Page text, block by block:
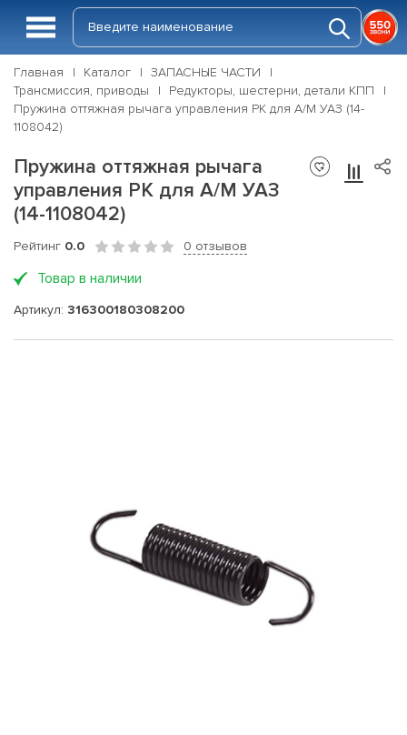
Главная Каталог
ЗАПАСНЫЕ ЧАСТИ
Трансмиссия, приводы
Редукторы, шестерни, детали КПП
Пружина оттяжная рычага управления РК для А/М УАЗ (14-
1108042)
Пружина оттяжная рычага
управления РК для А/М УАЗ
(14-1108042)
Рейтинг 0.0 0 отзывов
Товар в наличии
Артикул: 316300180308200